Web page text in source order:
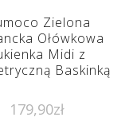
Zielona
Ołówkowa
Midi z
Baskinką
179,90zł